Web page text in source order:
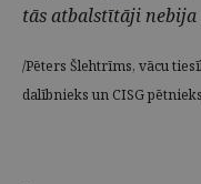
tās atbalstītāji nebija
/Pēters Šlehtrīms, vācu
dalībnieks un CISG